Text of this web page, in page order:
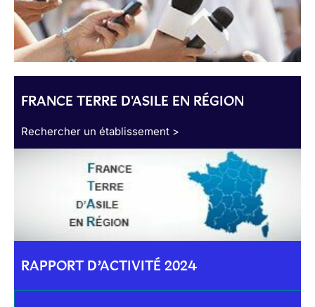
FRANCE TERRE D'ASILE EN RÉGION
Rechercher un établissement >
RAPPORT D’ACTIVITÉ 2024